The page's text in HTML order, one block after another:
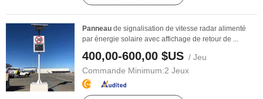
Panneau de signalisation de vitesse radar alimenté
par énergie solaire avec affichage de retour de ...
400,00-600,00 $US / Jeu
Commande Minimum:2 Jeux